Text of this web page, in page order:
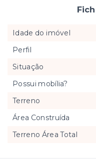
Idade do imóvel
Perfil
Situação
Possui mobília?
Terreno
Área Construída
Terreno Área Total